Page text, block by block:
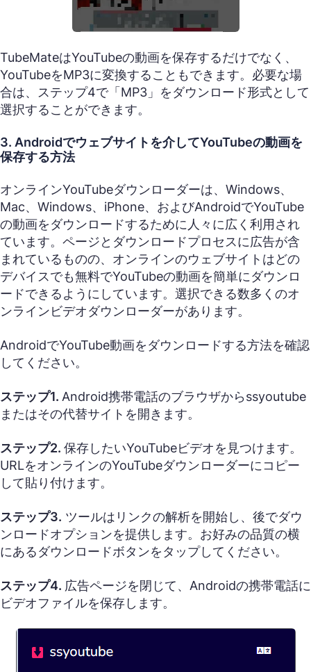
TubeMateはYouTubeの動画を保存するだけでなく、
YouTubeをMP3に変換することもできます。必要な場
合は、ステップ4で「MP3」をダウンロード形式として
選択することができます。
3. Androidでウェブサイトを介してYouTubeの動画を
保存する方法
オンラインYouTubeダウンローダーは、Windows、
Mac、Windows、iPhone、およびAndroidでYouTube
の動画をダウンロードするために人々に広く利用され
ています。ページとダウンロードプロセスに広告が含
まれているものの、オンラインのウェブサイトはどの
デバイスでも無料でYouTubeの動画を簡単にダウンロ
ードできるようにしています。選択できる数多くのオ
ンラインビデオダウンローダーがあります。
AndroidでYouTube動画をダウンロードする方法を確認
してください。
ステップ1. Android携帯電話のブラウザからssyoutube
またはその代替サイトを開きます。
ステップ2. 保存したいYouTubeビデオを見つけます。
URLをオンラインのYouTubeダウンローダーにコピー
して貼り付けます。
ステップ3. ツールはリンクの解析を開始し、後でダウ
ンロードオプションを提供します。お好みの品質の横
にあるダウンロードボタンをタップしてください。
ステップ4. 広告ページを閉じて、Androidの携帯電話に
ビデオファイルを保存します。